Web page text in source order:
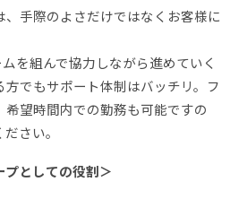
手際のよさだけではなくお客様に
を組んで協力しながら進めていく
でもサポート体制はバッチリ。フ
希望時間内での勤務も可能ですの
さい。
としての役割＞